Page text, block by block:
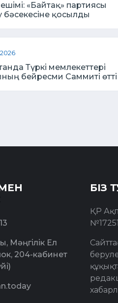
«Байтақ» партиясы
бәсекесіне қосылды
Түркі мемлекеттері
бейресми Саммиті өтті
Мәңгілік Ел
204-кабинет
БІЗ
ҚР